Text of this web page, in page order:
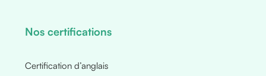
Nos certifications
Certification d’anglais